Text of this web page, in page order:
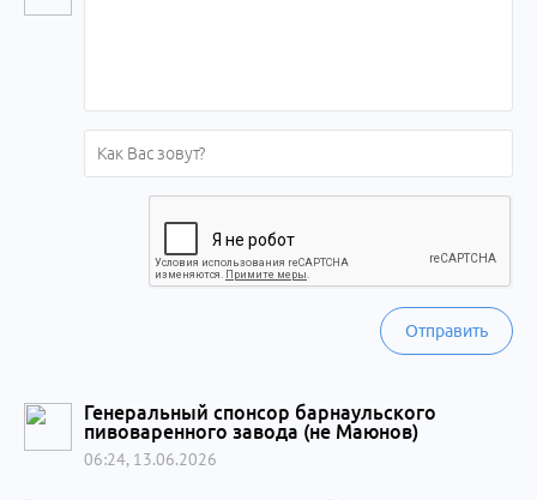
Отправить
Генеральный спонсор барнаульского
пивоваренного завода (не Маюнов)
06:24, 13.06.2026